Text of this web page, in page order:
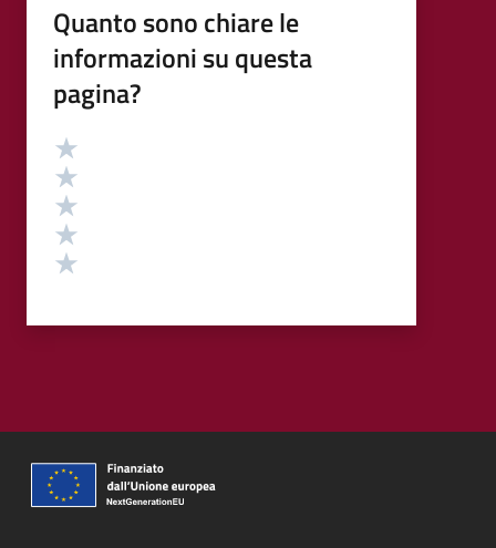
Quanto sono chiare le
informazioni su questa
pagina?
Valutazione